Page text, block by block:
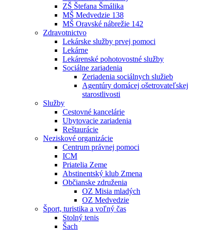
ZŠ Štefana Šmálika
MŠ Medvedzie 138
MŠ Oravské nábrežie 142
Zdravotnictvo
Lekárske služby prvej pomoci
Lekárne
Lekárenské pohotovostné služby
Sociálne zariadenia
Zeriadenia sociálnych služieb
Agentúry domácej ošetrovateľskej
starostlivosti
Služby
Cestovné kancelárie
Ubytovacie zariadenia
Reštaurácie
Neziskové organizácie
Centrum právnej pomoci
ICM
Priatelia Zeme
Abstinentský klub Zmena
Občianske združenia
OZ Misia mladých
OZ Medvedzie
Šport, turistika a voľný čas
Stolný tenis
Šach